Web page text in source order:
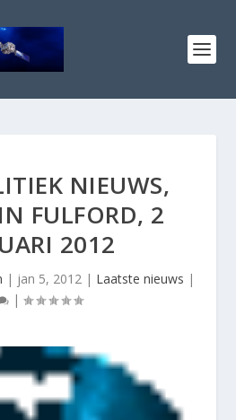
NIEUWS,
FULFORD, 2
2012
| jan 5, 2012| Laatste nieuws |
|